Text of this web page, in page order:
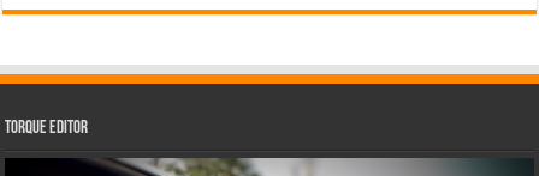
Torque Editor